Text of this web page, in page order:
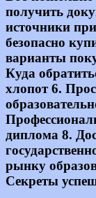
получить
источники
безопасно
варианты
Куда
хлопот 6.
диплома 8.
рынку
Секреты